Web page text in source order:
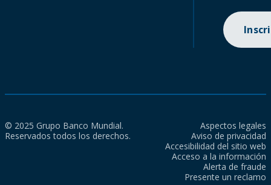
© 2025 Grupo Banco Mundial.
Reservados todos los derechos.
Aspectos legales
Aviso de privacidad
Accesibilidad del sitio web
Acceso a la información
Alerta de fraude
Presente un reclamo